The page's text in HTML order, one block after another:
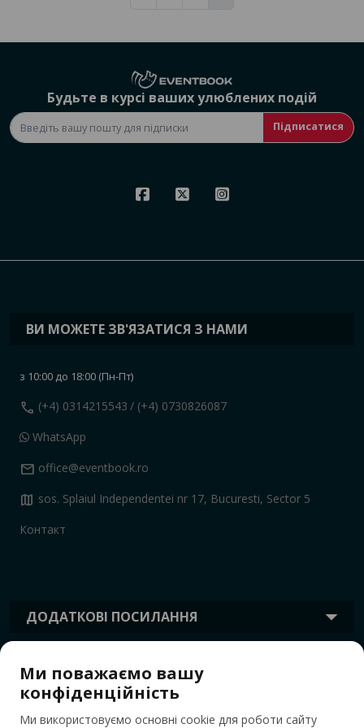
Будьте в курсі ваших улюблених подій
Підписатися
ДОДАТКОВІ ПОСИЛАННЯ
ІНФОРМАЦІЯ
ВИ МОЖЕТЕ ЗВ'ЯЗАТИСЯ З НАМИ
з 10:00 до 18:00 (Пн-Пт)
call (+4) 0314215543 / (+4) 0730826087
WhatsApp
mail office@eventbook.ro
map sos. Splaiul Independentei nr 17, Bucuresti, Sector 5
Контакт
Ми поважаємо вашу
конфіденційність
Ми використовуємо основні cookie для роботи сайту